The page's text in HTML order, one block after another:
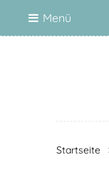
Menü
Startseite